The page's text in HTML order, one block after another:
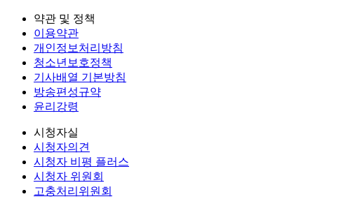
약관 및 정책
이용약관
개인정보처리방침
청소년보호정책
기사배열 기본방침
방송편성규약
윤리강령
시청자실
시청자의견
시청자 비평 플러스
시청자 위원회
고충처리위원회